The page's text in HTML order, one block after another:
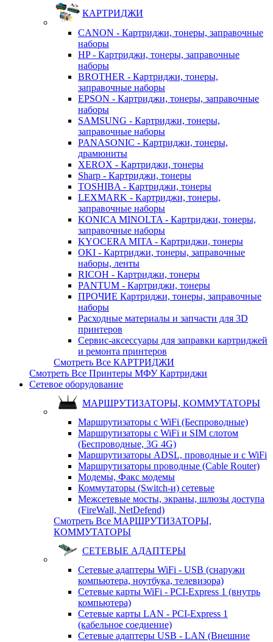
КАРТРИДЖИ
CANON - Картриджи, тонеры, заправочные
наборы
HP - Картриджи, тонеры, заправочные
наборы
BROTHER - Картриджи, тонеры,
заправочные наборы
EPSON - Картриджи, тонеры, заправочные
наборы
SAMSUNG - Картриджи, тонеры,
заправочные наборы
PANASONIC - Картриджи, тонеры,
драмюниты
XEROX - Картриджи, тонеры
Sharp - Картриджи, тонеры
TOSHIBA - Картриджи, тонеры
LEXMARK - Картриджи, тонеры,
заправочные наборы
KONICA MINOLTA - Картриджи, тонеры,
заправочные наборы
KYOCERA MITA - Картриджи, тонеры
OKI - Картриджи, тонеры, заправочные
наборы, ленты
RICOH - Картриджи, тонеры
PANTUM - Картриджи, тонеры
ПРОЧИЕ Картриджи, тонеры, заправочные
наборы
Расходные материалы и запчасти для 3D
принтеров
Сервис-аксессуары для заправки картриджей
и ремонта принтеров
Смотреть Все КАРТРИДЖИ
Смотреть Все Принтеры МФУ Картриджи
Сетевое оборудование
МАРШРУТИЗАТОРЫ, КОММУТАТОРЫ
Маршрутизаторы с WiFi (Беспроводные)
Маршрутизаторы с WiFi и SIM слотом
(Беспроводные, 3G 4G)
Маршрутизаторы ADSL, проводные и с WiFi
Маршрутизаторы проводные (Cable Router)
Модемы, Факс модемы
Коммутаторы (Switch-и) сетевые
Межсетевые мосты, экраны, шлюзы доступа
(FireWall, NetDefend)
Смотреть Все МАРШРУТИЗАТОРЫ,
КОММУТАТОРЫ
СЕТЕВЫЕ АДАПТЕРЫ
Сетевые адаптеры WiFi - USB (снаружи
компьютера, ноутбука, телевизора)
Сетевые карты WiFi - PCI-Express 1 (внутрь
компьютера)
Сетевые карты LAN - PCI-Express 1
(кабельное соедиение)
Сетевые адаптеры USB - LAN (Внешние